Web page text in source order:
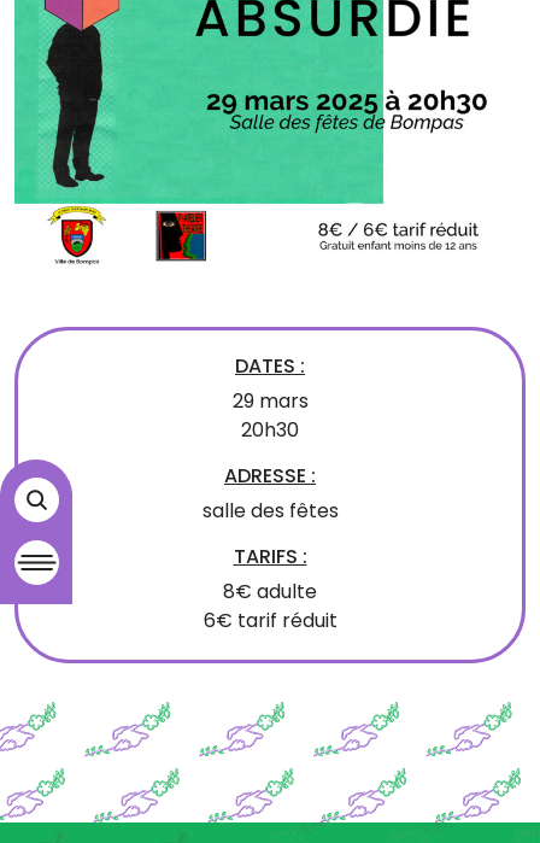
DATES :
29 mars
20h30
ADRESSE :
salle des fêtes
TARIFS :
8€ adulte
6€ tarif réduit